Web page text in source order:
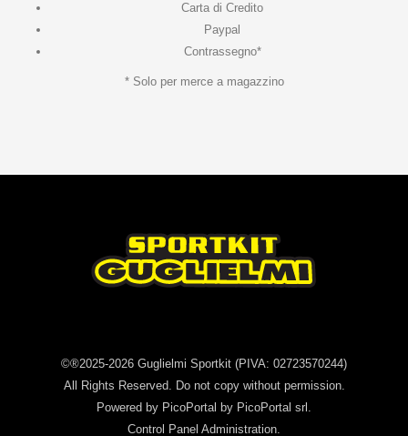
Carta di Credito
Paypal
Contrassegno*
* Solo per merce a magazzino
©®2025-2026 Guglielmi Sportkit (PIVA: 02723570244)
All Rights Reserved. Do not copy without permission.
Powered by PicoPortal by PicoPortal srl.
Control Panel Administration.